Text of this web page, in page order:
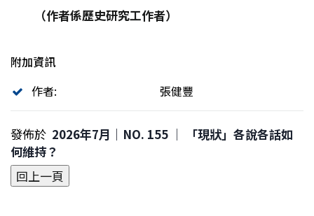
（作者係歷史研究工作者）
附加資訊
作者:
張健豐
發佈於 2026年7月｜NO. 155 │ 「現狀」各說各話如
何維持？